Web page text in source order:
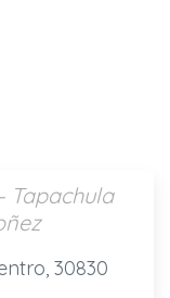
- Tapachula
30830